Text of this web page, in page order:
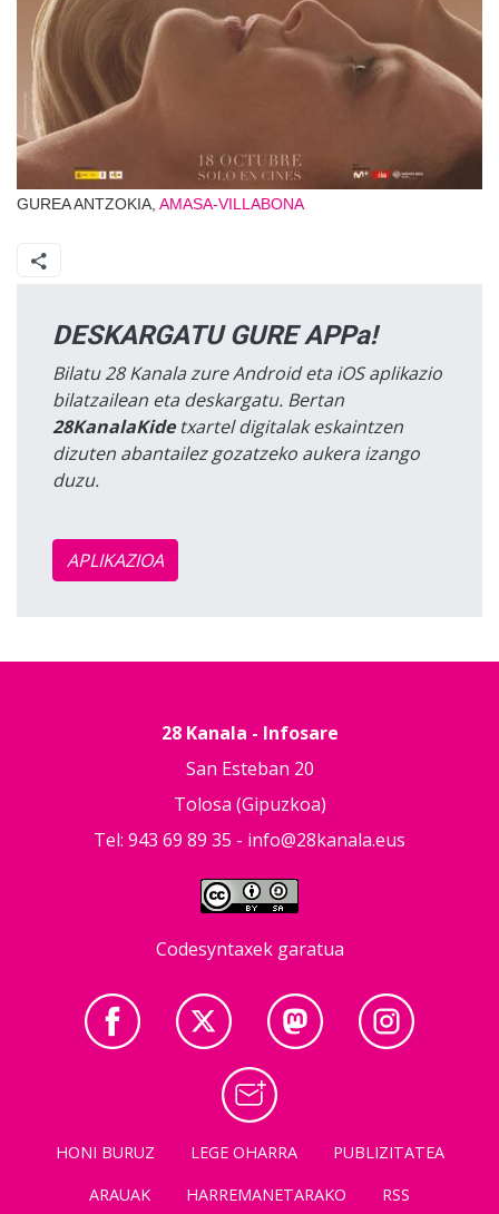
GUREA ANTZOKIA, AMASA-VILLABONA
DESKARGATU GURE APPa!
Bilatu 28 Kanala zure Android eta iOS aplikazio
bilatzailean eta deskargatu. Bertan
28KanalaKidetxartel digitalak eskaintzen
dizuten abantailez gozatzeko aukera izango
duzu.
APLIKAZIOA
28 Kanala - Infosare
San Esteban 20
Tolosa (Gipuzkoa)
Tel: 943 69 89 35 - info@28kanala.eus
Codesyntaxek garatua
HONI BURUZ LEGE OHARRA
PUBLIZITATEA
ARAUAK
HARREMANETARAKO RSS